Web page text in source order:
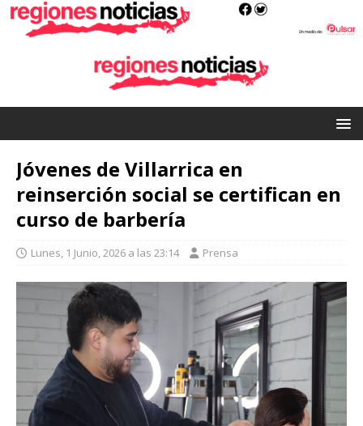
Jóvenes de Villarrica en
reinserción social se certifican en
curso de barbería
Lunes, 1 Junio, 2026 a las 23:14 Prensa